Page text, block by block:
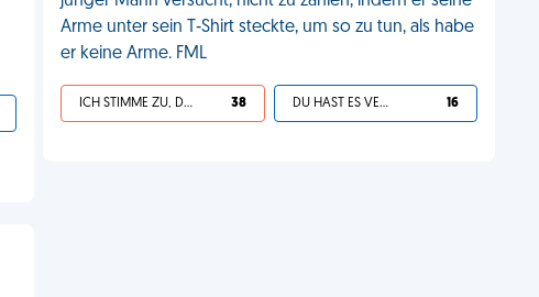
Arme unter sein T‑Shirt steckte, um so zu tun, als habe
er keine Arme. FML
ICH STIMME ZU, DEIN LEBEN IST SCHEISSE 38 DU HAST ES VERDIENT 16